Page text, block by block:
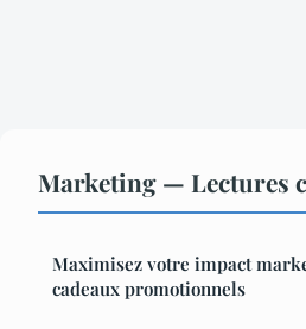
Marketing — Lectures
Maximisez votre impact
cadeaux promotionnels